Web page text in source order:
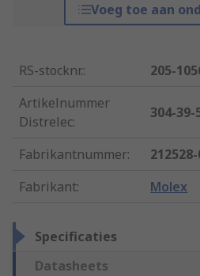
Voeg toe aan
RS-stocknr.:
205-
Artikelnummer
Distrelec:
304-39-
Fabrikantnummer:
Fabrikant: Molex
Specificaties
Datasheets